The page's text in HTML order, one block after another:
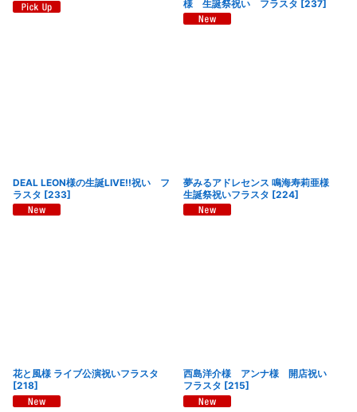
様 生誕祭祝い フラスタ [237]
DEAL LEON様の生誕LIVE!!祝い フ
ラスタ [233]
夢みるアドレセンス 鳴海寿莉亜様
生誕祭祝いフラスタ [224]
花と風様 ライブ公演祝いフラスタ
[218]
西島洋介様 アンナ様 開店祝い
フラスタ [215]